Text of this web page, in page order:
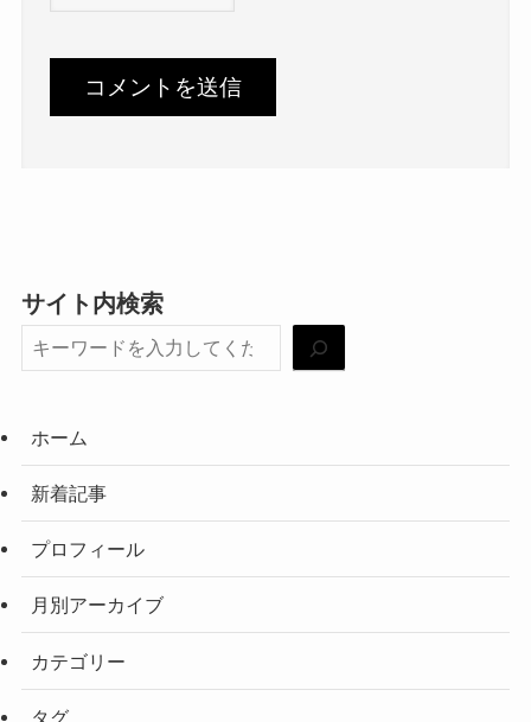
サイト内検索
ホーム
新着記事
プロフィール
月別アーカイブ
カテゴリー
タグ